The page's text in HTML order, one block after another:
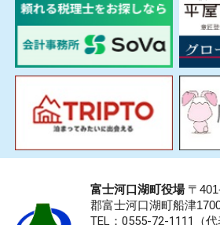
富士河口湖町役場〒
郡富士河口湖町船津
TEL：0555-72-1111 （